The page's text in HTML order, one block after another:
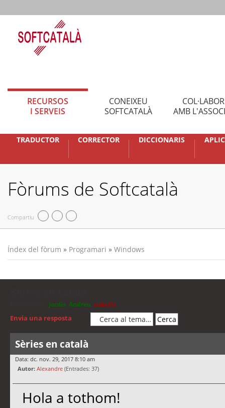
RECURSOS
I SERVEIS
CONEIXEU
SOFTCATALÀ
AMB
TRADUCTOR CORRECTOR DICCIONARIS
Fòrums de Softcatalà
Compartiu
Índex del fòrum » Programari » Windows
jordis Andreu cubells
Envia una resposta
Sèries en català
Data: dc. nov. 29, 2017 8:10 am
Autor: Alexandre (Entrades: 37)
Hola a tothom!